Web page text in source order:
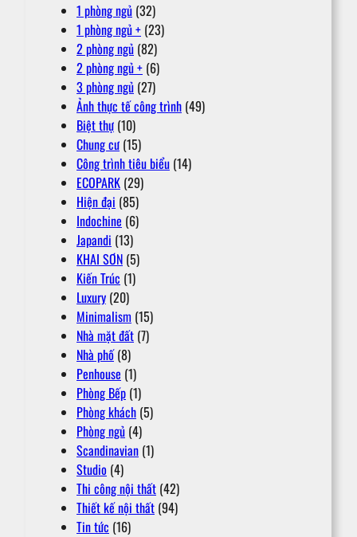
1 phòng ngủ (32)
1 phòng ngủ + (23)
2 phòng ngủ (82)
2 phòng ngủ + (6)
3 phòng ngủ (27)
Ảnh thực tế công trình (49)
Biệt thự (10)
Chung cư (15)
Công trình tiêu biểu (14)
ECOPARK (29)
Hiện đại (85)
Indochine (6)
Japandi (13)
KHAI SƠN (5)
Kiến Trúc (1)
Luxury (20)
Minimalism (15)
Nhà mặt đất (7)
Nhà phố(8)
Penhouse (1)
Phòng Bếp (1)
Phòng khách (5)
Phòng ngủ (4)
Scandinavian (1)
Studio (4)
Thi công nội thất (42)
Thiết kế nội thất (94)
Tin tức (16)